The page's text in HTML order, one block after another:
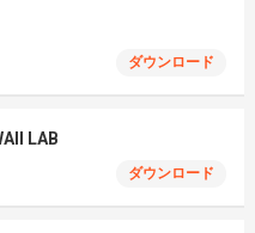
ダウンロード
LAB
ダウンロード